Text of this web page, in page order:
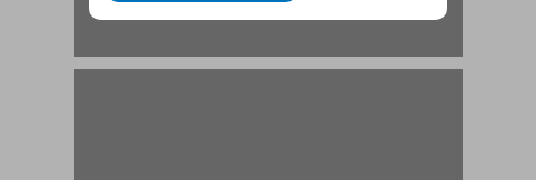
פרק 1 מהי תוכנית המוח הלבן לחיים? ... 17